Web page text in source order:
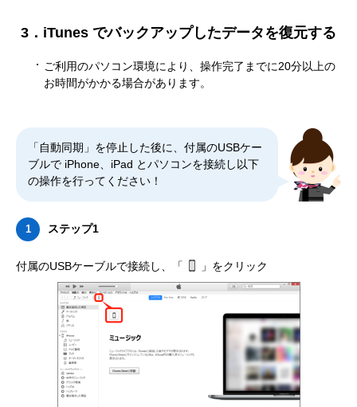
3．iTunes でバックアップしたデータを復元する
ご利用のパソコン環境により、操作完了までに20分以上の
お時間がかかる場合があります。
「自動同期」を停止した後に、付属のUSBケー
ブルで iPhone、iPad とパソコンを接続し以下
の操作を行ってください！
1 ステップ1
付属のUSBケーブルで接続し、「 」をクリック